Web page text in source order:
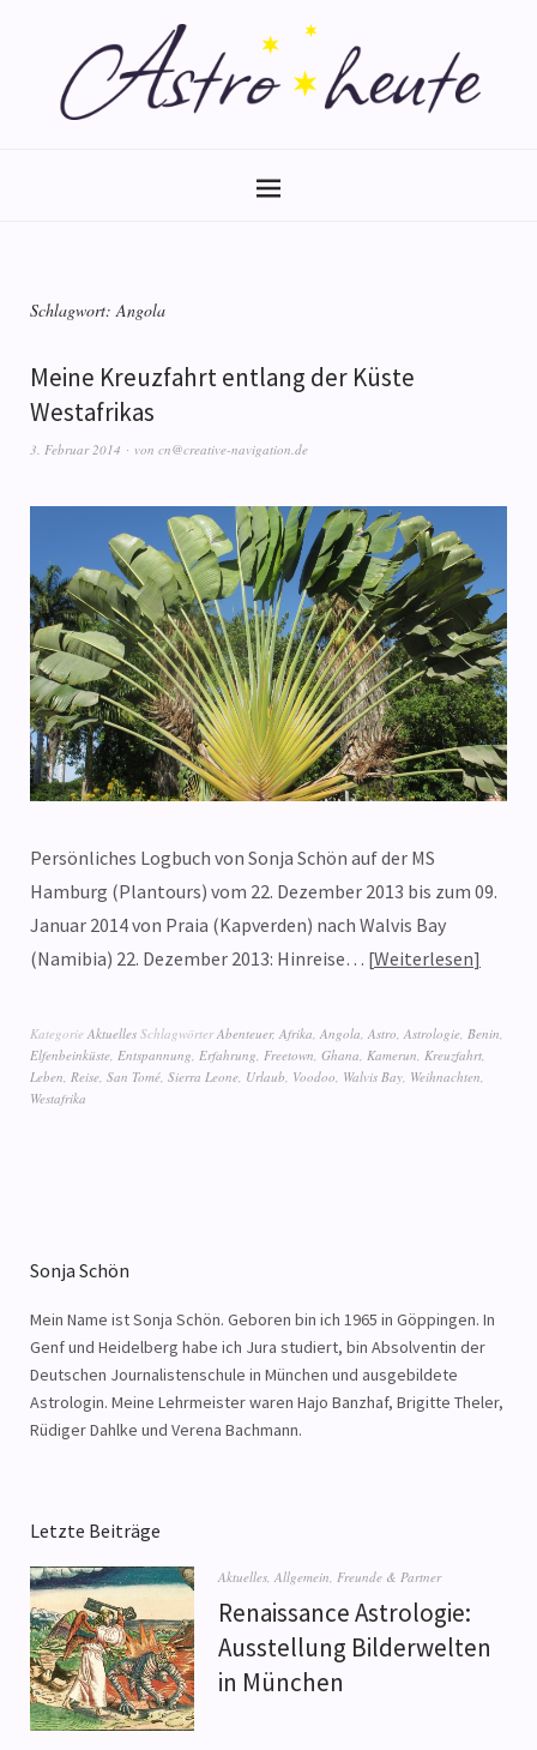
Schlagwort: Angola
Meine Kreuzfahrt entlang der Küste
Westafrikas
3. Februar 2014 von cn@creative-navigation.de
Persönliches Logbuch von Sonja Schön auf der MS
Hamburg (Plantours) vom 22. Dezember 2013 bis zum 09.
Januar 2014 von Praia (Kapverden) nach Walvis Bay
(Namibia) 22. Dezember 2013: Hinreise… Weiterlesen
Kategorie Aktuelles SchlagwörterAbenteuer, Afrika Angola Astro Astrologie Benin
Elfenbeinküste Entspannung Erfahrung Freetown Ghana Kamerun Kreuzfahrt
Leben Reise San Tomé Sierra Leone Urlaub Voodoo Walvis Bay Weihnachten
Westafrika
Sonja Schön
Mein Name ist Sonja Schön. Geboren bin ich 1965 in Göppingen. In
Genf und Heidelberg habe ich Jura studiert, bin Absolventin der
Deutschen Journalistenschule in München und ausgebildete
Astrologin. Meine Lehrmeister waren Hajo Banzhaf, Brigitte Theler,
Rüdiger Dahlke und Verena Bachmann.
Letzte Beiträge
Aktuelles ,Allgemein Freunde & Partner
Renaissance Astrologie:
Ausstellung Bilderwelten
in München